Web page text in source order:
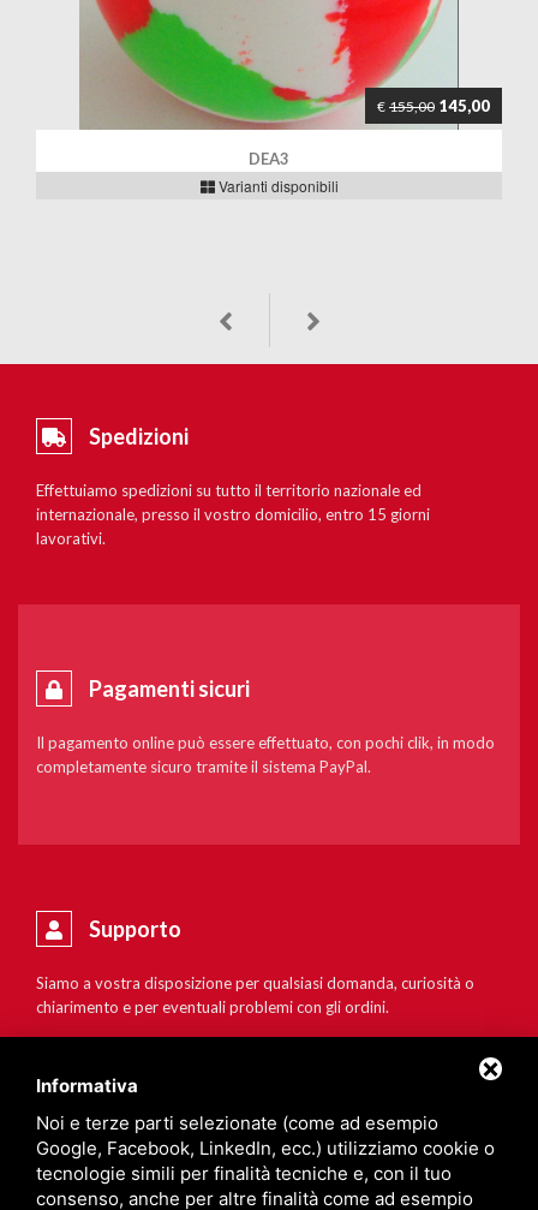
€ 155,00 145,00
DEA3
Varianti disponibili
Spedizioni
Effettuiamo spedizioni su tutto il territorio nazionale ed
internazionale, presso il vostro domicilio, entro 15 giorni
lavorativi.
Pagamenti sicuri
Il pagamento online può essere effettuato, con pochi clik, in modo
completamente sicuro tramite il sistema PayPal.
Supporto
Siamo a vostra disposizione per qualsiasi domanda, curiosità o
chiarimento e per eventuali problemi con gli ordini.
Informativa
Noi e terze parti selezionate (come ad esempio
Google, Facebook, LinkedIn, ecc.) utilizziamo cookie o
tecnologie simili per finalità tecniche e, con il tuo
consenso, anche per altre finalità come ad esempio